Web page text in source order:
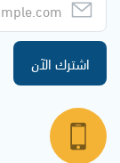
اشترك الآن